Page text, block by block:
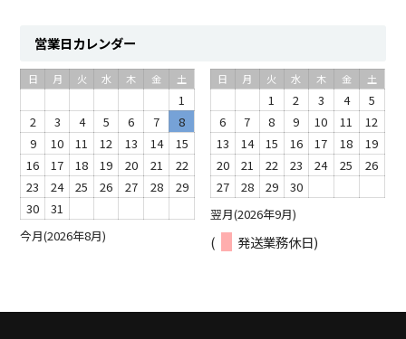
営業日カレンダー
今月(2026年8月)
日 月 火 水 木 金 土
1
2
3 4 5 6 7
8
9
10 11 12 13 14
15
16
17 18 19 20 21
22
23
24 25 26 27 28
29
30
31 翌月(2026年9月)
日 月 火 水 木 金 土
1 2 3 4
5
6
7 8 9 10 11
12
13
14 15 16 17 18
19
20
21 22 23 24 25
26
27
28 29 30
( 発送業務休日)